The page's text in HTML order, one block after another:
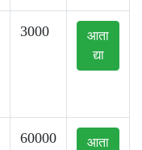
3000
आता
द्या
60000
आता